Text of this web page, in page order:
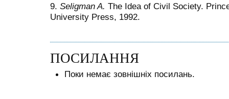
9. Seligman A. The Idea of Civil Society.
University Press, 1992.
ПОСИЛАННЯ
Поки немає зовнішніх посилань.